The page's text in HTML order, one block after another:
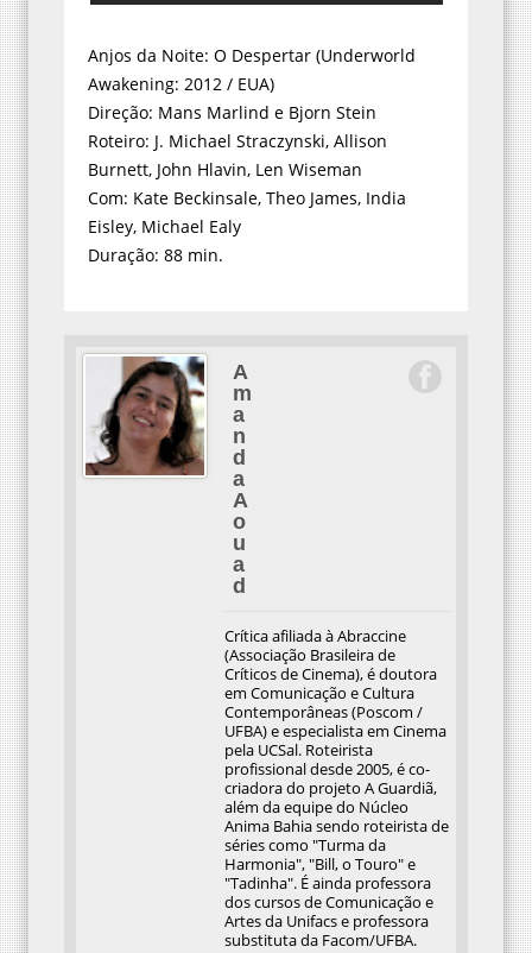
Anjos da Noite: O Despertar (Underworld
Awakening: 2012 / EUA)
Direção: Mans Marlind e Bjorn Stein
Roteiro: J. Michael Straczynski, Allison
Burnett, John Hlavin, Len Wiseman
Com: Kate Beckinsale, Theo James, India
Eisley, Michael Ealy
Duração: 88 min.
A
m
a
n
d
a
A
o
u
a
d
Crítica afiliada à Abraccine
(Associação Brasileira de
Críticos de Cinema), é doutora
em Comunicação e Cultura
Contemporâneas (Poscom /
UFBA) e especialista em Cinema
pela UCSal. Roteirista
profissional desde 2005, é co-
criadora do projeto A Guardiã,
além da equipe do Núcleo
Anima Bahia sendo roteirista de
séries como "Turma da
Harmonia", "Bill, o Touro" e
"Tadinha". É ainda professora
dos cursos de Comunicação e
Artes da Unifacs e professora
substituta da Facom/UFBA.